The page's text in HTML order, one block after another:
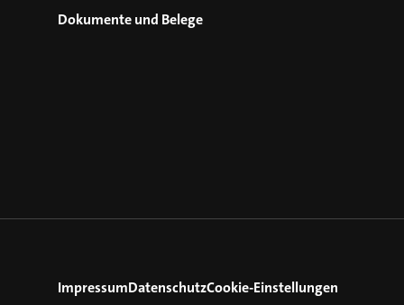
Dokumente und Belege
ImpressumDatenschutzCookie-Einstellungen